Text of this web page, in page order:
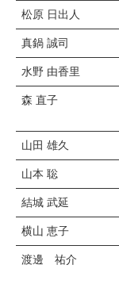
松原 日出人
真鍋 誠司
水野 由香里
森 直子
山田 雄久
山本 聡
結城 武延
横山 恵子
渡邊 祐介